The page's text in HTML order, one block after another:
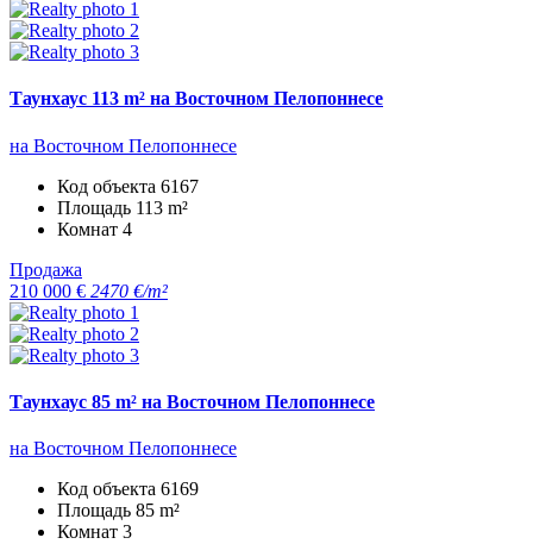
Таунхаус 113 m² на Восточном Пелопоннесе
на Восточном Пелопоннесе
Код объекта 6167
Площадь 113 m²
Комнат 4
Продажа
210 000 € 2470 €/m²
Таунхаус 85 m² на Восточном Пелопоннесе
на Восточном Пелопоннесе
Код объекта 6169
Площадь 85 m²
Комнат 3